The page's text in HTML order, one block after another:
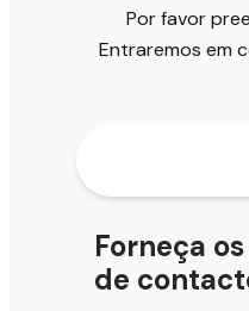
Por favor
Entraremos em
Forneça
de